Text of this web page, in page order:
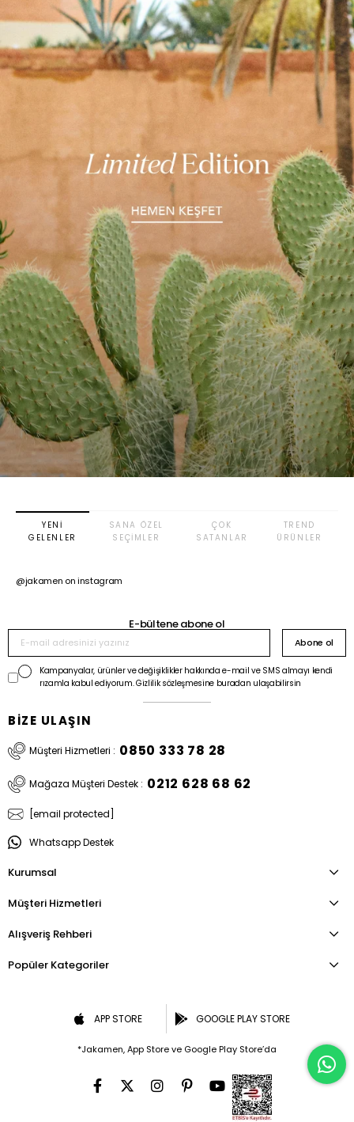
YENI
GELENLER
SANA ÖZEL
SEÇIMLER
ÇOK
SATANLAR
TREND
ÜRÜNLER
@jakamen on instagram
E-bültene abone ol
Abone ol
Kampanyalar, ürünler ve değişiklikler hakkında e-mail ve SMS almayı kendi
rızamla kabul ediyorum. Gizlilik sözleşmesine buradan ulaşabilirsin
BİZE ULAŞIN
Müşteri Hizmetleri : 0850 333 78 28
Mağaza Müşteri Destek : 0212 628 68 62
[email protected]
Whatsapp Destek
Kurumsal
Müşteri Hizmetleri
Alışveriş Rehberi
Popüler Kategoriler
APP STORE GOOGLE PLAY STORE
*Jakamen, App Store ve Google Play Store’da